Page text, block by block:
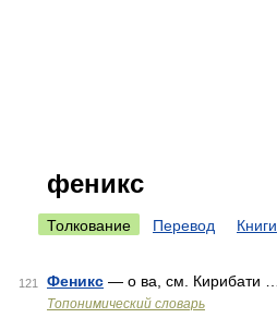
феникс
Толкование Перевод Книги
121 Феникс — о ва, см. Кирибати …
Топонимический словарь